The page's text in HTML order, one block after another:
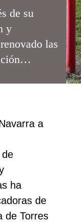
de su
y
las
a
ha
de
de Torres